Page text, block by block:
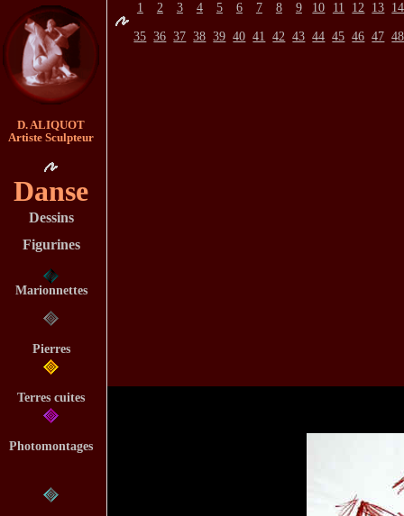
1 2 3 4 5 6 7 8 9 10 11 12 13 14
35 36 37 38 39 40 41 42 43 44 45 46 47 48
D. ALIQUOT
Artiste Sculpteur
Danse
Dessins
Figurines
Marionnettes
Pierres
Terres cuites
Photomontages